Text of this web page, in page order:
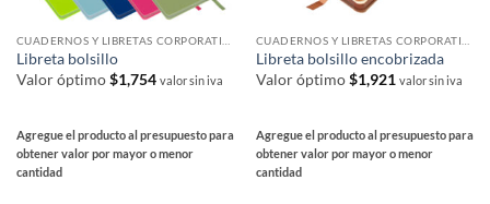
de
producto
de
producto
Libreta bolsillo
Valor óptimo$1,754 valor sin iva
Agregue el producto al presupuesto para
obtener valor por mayor o menor
cantidad
Libreta bolsillo encobrizada
Valor óptimo$1,921 valor sin iva
Agregue el producto al presupuesto para
obtener valor por mayor o menor
cantidad